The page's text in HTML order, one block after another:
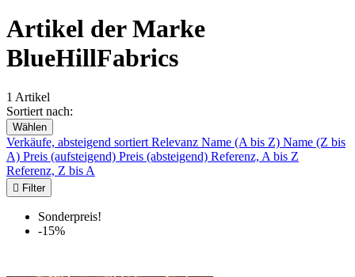
Artikel der Marke
BlueHillFabrics
1 Artikel
Sortiert nach:
Wählen
Verkäufe, absteigend sortiert Relevanz Name (A bis Z) Name (Z bis
A) Preis (aufsteigend) Preis (absteigend) Referenz, A bis Z
Referenz, Z bis A
 Filter
Sonderpreis!
-15%